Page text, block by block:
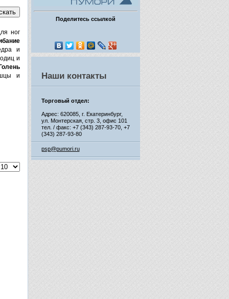
ног
и
и
и
Поделитесь ссылкой
Наши контакты
Торговый отдел:
Адрес: 620085, г. Екатеринбург,
ул. Монтерская, стр. 3, офис 101
тел. / факс: +7 (343) 287-93-70, +7
(343) 287-93-80
psp@pumori.ru